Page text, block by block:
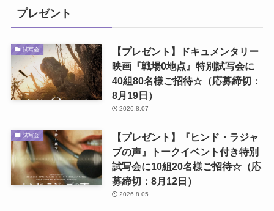
プレゼント
試写会
【プレゼント】ドキュメンタリー
映画『戦場0地点』特別試写会に
40組80名様ご招待☆（応募締切：
8月19日）
2026.8.07
試写会
【プレゼント】『ヒンド・ラジャ
ブの声』トークイベント付き特別
試写会に10組20名様ご招待☆（応
募締切：8月12日）
2026.8.05